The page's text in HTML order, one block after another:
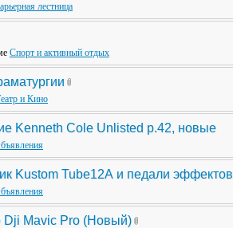
лестница
Спорт и активный отдых
и Кино
Kenneth Cole Unlisted р.42, новые
Kustom Tube12А и педали эффектов
Dji Mavic Pro (Новый)